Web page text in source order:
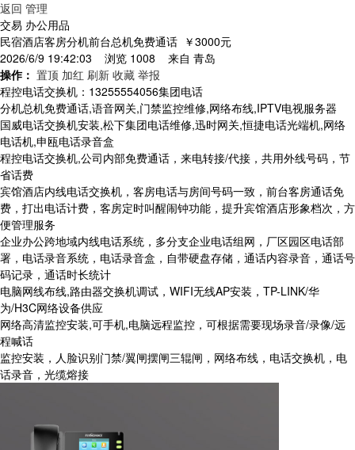
返回 管理
交易 办公用品
民宿酒店客房分机前台总机免费通话 ￥3000元
2026/6/9 19:42:03 浏览 1008 来自 青岛
操作： 置顶 加红 刷新 收藏 举报
程控电话交换机：13255554056集团电话
分机总机免费通话,语音网关,门禁监控维修,网络布线,IPTV电视服务器
国威电话交换机安装,松下集团电话维修,迅时网关,恒捷电话光端机,网络
电话机,申瓯电话录音盒
程控电话交换机,公司内部免费通话，来电转接/代接，共用外线号码，节
省话费
宾馆酒店内线电话交换机，客房电话与房间号码一致，前台客房通话免
费，打出电话计费，客房定时叫醒闹钟功能，提升宾馆酒店形象档次，方
便管理服务
企业办公跨地域内线电话系统，多分支企业电话组网，厂区园区电话部
署，电话录音系统，电话录音盒，自带硬盘存储，通话内容录音，通话号
码记录，通话时长统计
电脑网线布线,路由器交换机调试，WIFI无线AP安装，TP-LINK/华
为/H3C网络设备供应
网络高清监控安装,可手机,电脑远程监控，可根据需要现场录音/录像/远
程喊话
监控安装，人脸识别门禁/翼闸摆闸三辊闸，网络布线，电话交换机，电
话录音，光缆熔接